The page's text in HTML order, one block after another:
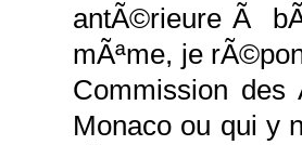
antÃ©rieure Ã
mÃªme, je
Commission
Monaco ou qui y